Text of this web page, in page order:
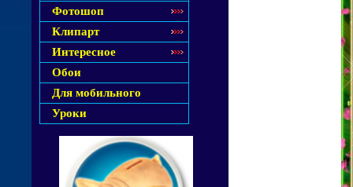
Фотошоп
Клипарт
Интересное
Обои
Для мобильного
Уроки